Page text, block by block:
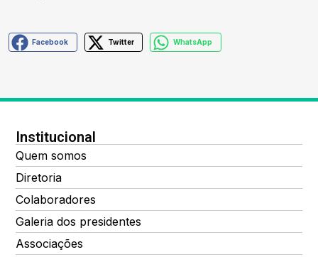
Facebook Twitter WhatsApp
Institucional
Quem somos
Diretoria
Colaboradores
Galeria dos presidentes
Associações